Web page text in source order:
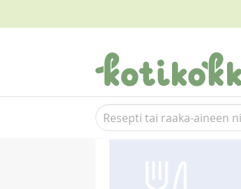
Suosittelemme myös